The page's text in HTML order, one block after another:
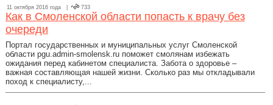
11 октября 2016 года | 733
Как в Смоленской области попасть к врачу без
очереди
Портал государственных и муниципальных услуг Смоленской
области pgu.admin-smolensk.ru поможет смолянам избежать
ожидания перед кабинетом специалиста. Забота о здоровье –
важная составляющая нашей жизни. Сколько раз мы откладывали
поход к специалисту,...